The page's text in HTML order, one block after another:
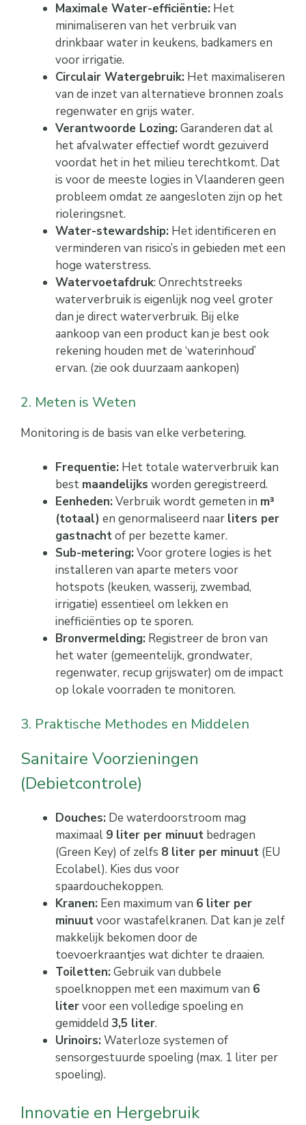
Maximale Water-efficiëntie: Het
minimaliseren van het verbruik van
drinkbaar water in keukens, badkamers en
voor irrigatie.
Circulair Watergebruik: Het maximaliseren
van de inzet van alternatieve bronnen zoals
regenwater en grijs water.
Verantwoorde Lozing:Garanderen dat al
het afvalwater effectief wordt gezuiverd
voordat het in het milieu terechtkomt. Dat
is voor de meeste logies in Vlaanderen geen
probleem omdat ze aangesloten zijn op het
rioleringsnet.
Water-stewardship: Het identificeren en
verminderen van risico’s in gebieden met een
hoge waterstress.
Watervoetafdruk: Onrechtstreeks
waterverbruik is eigenlijk nog veel groter
dan je direct waterverbruik. Bij elke
aankoop van een product kan je best ook
rekening houden met de ‘waterinhoud’
ervan. (zie ook duurzaam aankopen)
2. Meten is Weten
Monitoring is de basis van elke verbetering.
Frequentie: Het totale waterverbruik kan
best maandelijks worden geregistreerd.
Eenheden:Verbruik wordt gemeten in m³
(totaal) en genormaliseerd naar liters per
gastnachtof per bezette kamer.
Sub-metering:Voor grotere logies is het
installeren van aparte meters voor
hotspots (keuken, wasserij, zwembad,
irrigatie) essentieel om lekken en
inefficiënties op te sporen.
Bronvermelding: Registreer de bron van
het water (gemeentelijk, grondwater,
regenwater, recup grijswater) om de impact
op lokale voorraden te monitoren.
3. Praktische Methodes en Middelen
Sanitaire Voorzieningen
(Debietcontrole)
Douches: De waterdoorstroom mag
maximaal 9 liter per minuut bedragen
(Green Key) of zelfs 8 liter per minuut (EU
Ecolabel). Kies dus voor
spaardouchekoppen.
Kranen: Een maximum van 6 liter per
minuutvoor wastafelkranen. Dat kan je zelf
makkelijk bekomen door de
toevoerkraantjes wat dichter te draaien.
Toiletten:Gebruik van dubbele
spoelknoppen met een maximum van 6
litervoor een volledige spoeling en
gemiddeld 3,5 liter.
Urinoirs:Waterloze systemen of
sensorgestuurde spoeling (max. 1 liter per
spoeling).
Innovatie en Hergebruik